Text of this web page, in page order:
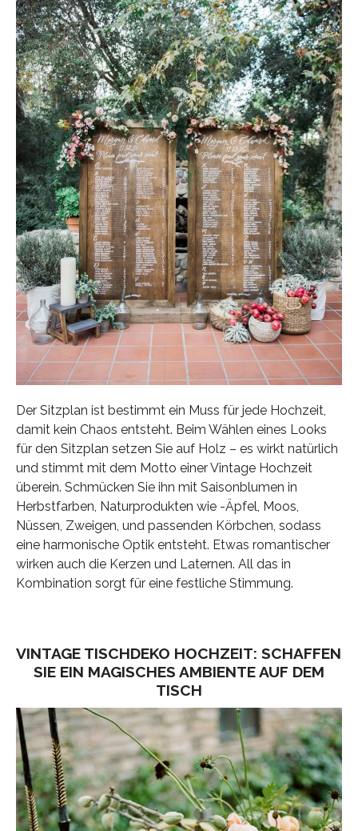
Der Sitzplan ist bestimmt ein Muss für jede Hochzeit,
damit kein Chaos entsteht. Beim Wählen eines Looks
für den Sitzplan setzen Sie auf Holz – es wirkt natürlich
und stimmt mit dem Motto einer Vintage Hochzeit
überein. Schmücken Sie ihn mit Saisonblumen in
Herbstfarben, Naturprodukten wie -Äpfel, Moos,
Nüssen, Zweigen, und passenden Körbchen, sodass
eine harmonische Optik entsteht. Etwas romantischer
wirken auch die Kerzen und Laternen. All das in
Kombination sorgt für eine festliche Stimmung.
VINTAGE TISCHDEKO HOCHZEIT: SCHAFFEN
SIE EIN MAGISCHES AMBIENTE AUF DEM
TISCH